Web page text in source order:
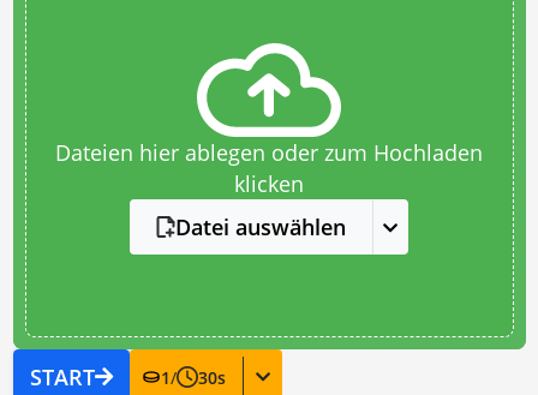
Dateien hier ablegen oder zum Hochladen
klicken
Datei auswählen
START 1/ 30s